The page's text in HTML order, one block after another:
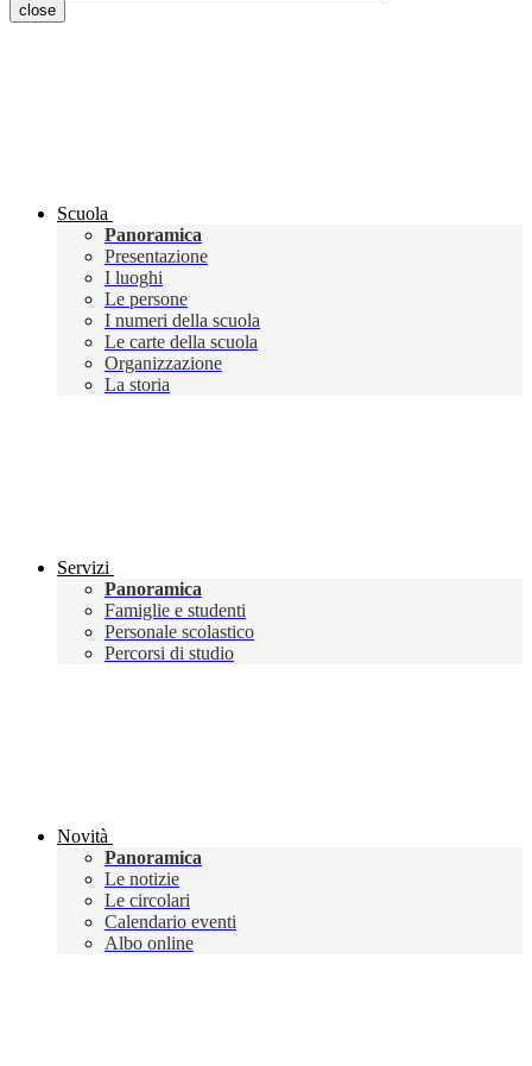
close
Scuola
Panoramica
Presentazione
I luoghi
Le persone
I numeri della scuola
Le carte della scuola
Organizzazione
La storia
Servizi
Panoramica
Famiglie e studenti
Personale scolastico
Percorsi di studio
Novità
Panoramica
Le notizie
Le circolari
Calendario eventi
Albo online